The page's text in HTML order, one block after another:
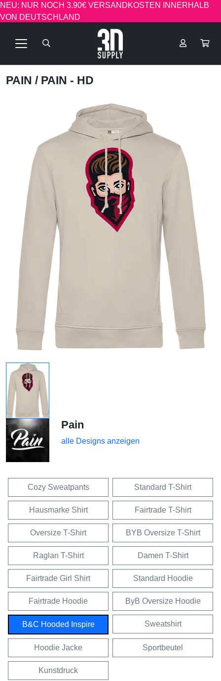
NEU: NUR NOCH 3.90€ VERSANDKOSTEN INNERHALB
VON DEUTSCHLAND
PAIN / PAIN - HD
Pain
alle Designs anzeigen
Cozy Sweatpants Standard T-Shirt
Hausmarke Shirt Fairtrade T-Shirt
Oversize T-Shirt BYB Oversize T-Shirt
Raglan T-Shirt Damen T-Shirt
Fairtrade Girl Shirt Standard Hoodie
Fairtrade Hoodie ByB Oversize Hoodie
B&C Hooded Inspire Sweatshirt
Hoodie Jacke Sportbeutel
Kunstdruck